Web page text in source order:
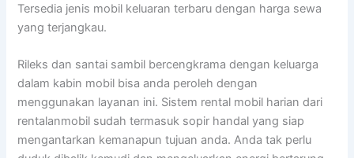
Tersedia jenis mobil keluaran terbaru dengan harga sewa
yang terjangkau.
Rileks dan santai sambil bercengkrama dengan keluarga
dalam kabin mobil bisa anda peroleh dengan
menggunakan layanan ini. Sistem rental mobil harian dari
rentalanmobil sudah termasuk sopir handal yang siap
mengantarkan kemanapun tujuan anda. Anda tak perlu